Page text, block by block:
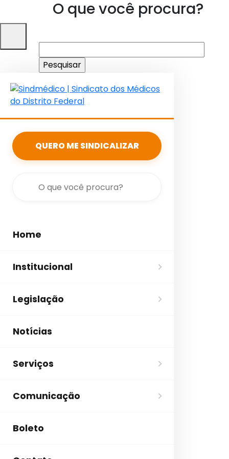
O que você procura?
por:
QUERO ME SINDICALIZAR
Home
Institucional
Legislação
Notícias
Serviços
Comunicação
Boleto